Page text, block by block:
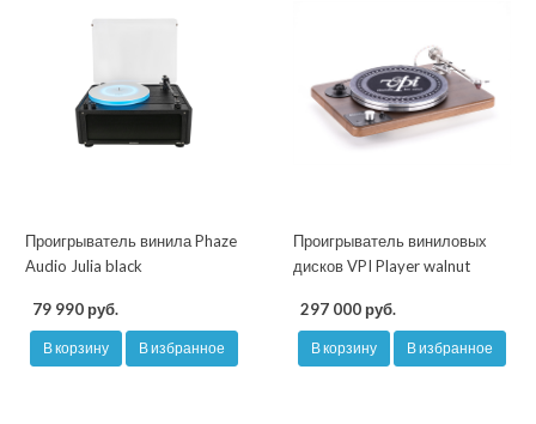
Проигрыватель винила Phaze
Audio Julia black
79 990 руб.
В корзину В избранное
Проигрыватель виниловых
дисков VPI Player walnut
297 000 руб.
В корзину В избранное